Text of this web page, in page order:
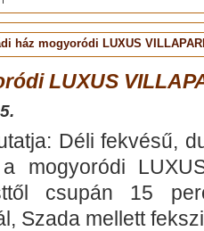
LUXUS
Déli fekvésű,
mogyoródi
csupán 15
Szada mellett